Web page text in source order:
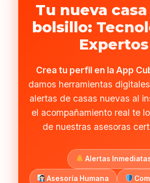
Tu nueva
bolsillo:
Expertos
Crea tu perfil en la App
damos herramientas
alertas de casas nuevas al
el acompañamiento real te
de nuestras asesoras
Alertas
Asesoría Humana